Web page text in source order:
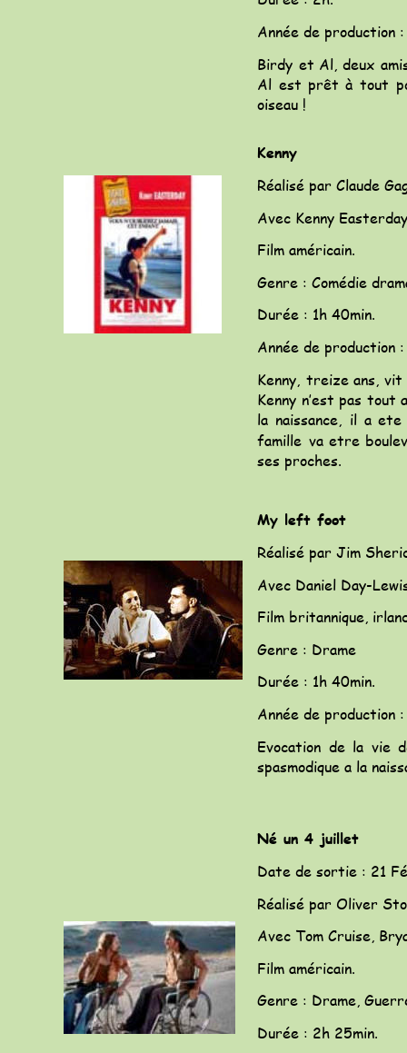
Né un 4 juillet
Date de sortie : 21
Réalisé par Oliver
Avec Tom Cruise,
Film américain.
Genre : Drame,
Durée : 2h 25min.
My left foot
Réalisé par Jim
Avec Daniel Day-
Film britannique,
Genre : Drame
Durée : 1h 40min.
Année de production
Evocation de la vie
spasmodique a la
Kenny
Réalisé par Claude
Avec Kenny
Film américain.
Genre : Comédie
Durée : 1h 40min.
Année de production
Kenny, treize ans, vit
Kenny n’est pas tout
la naissance, il a ete
famille va etre
ses proches.
Année de production
Birdy et Al, deux
Al est prêt à tout
oiseau !